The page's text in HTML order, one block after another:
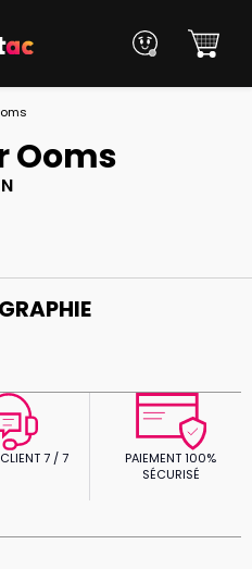
Ooms
7 / 7
PAIEMENT 100%
SÉCURISÉ